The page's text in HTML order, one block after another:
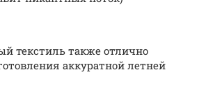
текстиль также отлично
аккуратной летней